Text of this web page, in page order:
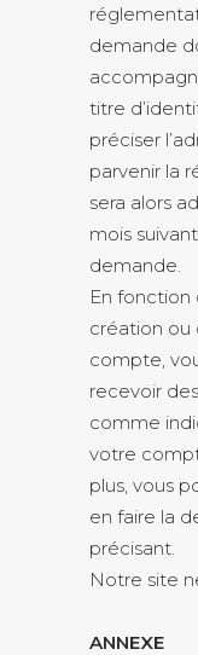
demande
titre
préciser
parvenir la
sera alors
mois
demande.
En fonction
création ou
compte,
recevoir
comme
votre
plus, vous
en faire la
précisant.
Notre site
ANNEXE